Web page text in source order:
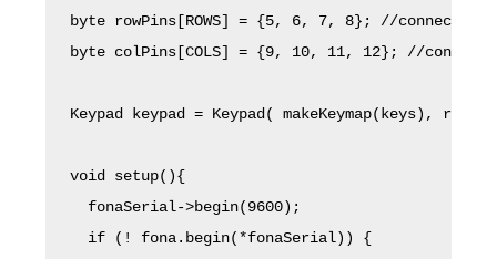
byte rowPins[ROWS] = {5, 6, 7, 8}; //connect to
byte colPins[COLS] = {9, 10, 11, 12}; //connect
Keypad keypad = Keypad( makeKeymap(keys),
void setup(){
  fonaSerial->begin(9600);
  if (! fona.begin(*fonaSerial)) {